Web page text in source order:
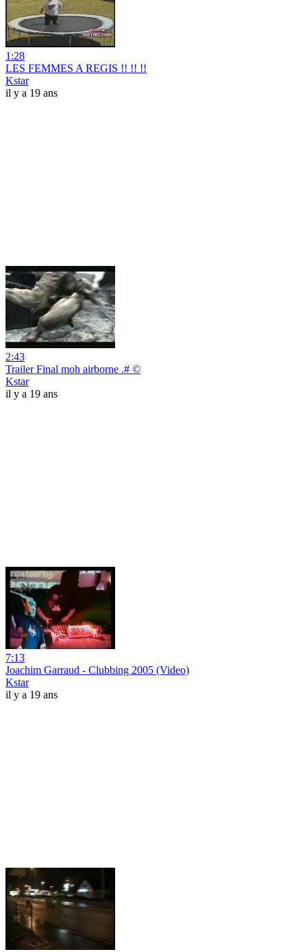
1:28
LES FEMMES A REGIS !! !! !!
Kstar
il y a 19 ans
2:43
Trailer Final moh airborne .# ©
Kstar
il y a 19 ans
7:13
Joachim Garraud - Clubbing 2005 (Video)
Kstar
il y a 19 ans